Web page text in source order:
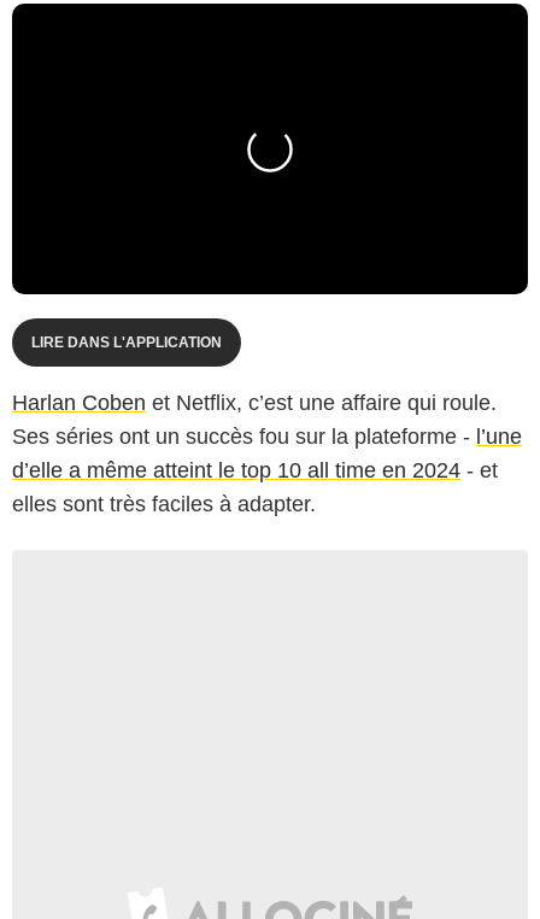
LIRE DANS L'APPLICATION
Harlan Coben et Netflix, c’est une affaire qui roule.
Ses séries ont un succès fou sur la plateforme - l’une
d’elle a même atteint le top 10 all time en 2024 - et
elles sont très faciles à adapter.